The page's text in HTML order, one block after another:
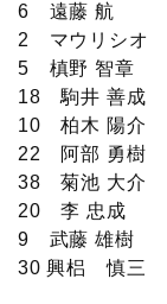
6 遠藤 航
2 マウリシオ
5 槙野 智章
18 駒井 善成
10 柏木 陽介
22 阿部 勇樹
38 菊池 大介
20 李 忠成
9 武藤 雄樹
30 興梠 慎三